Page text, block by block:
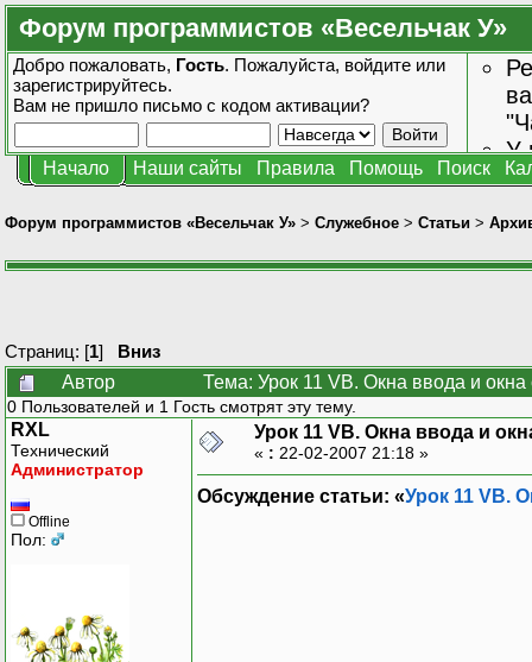
Форум программистов «Весельчак У»
Добро пожаловать, Гость. Пожалуйста, войдите или
зарегистрируйтесь.
Вам не пришло письмо с кодом активации?
У
Начало Наши сайты Правила Помощь Поиск
Форум программистов «Весельчак У» > Служебное > Статьи >
Страниц: [1] Вниз
Автор
Тема: Урок 11 VB. Окна ввода и
0 Пользователей и 1 Гость смотрят эту тему.
RXL
Технический
Администратор
Offline
Пол:
Урок 11 VB. Окна ввода и
« : 22-02-2007 21:18 »
Обсуждение статьи: «Урок 11 VB.